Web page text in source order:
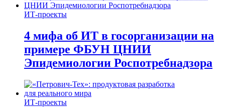
ИТ-проекты
4 мифа об ИТ в госорганизации на
примере ФБУН ЦНИИ
Эпидемиологии Роспотребнадзора
ИТ-проекты